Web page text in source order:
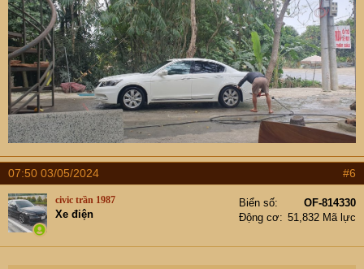
07:50 03/05/2024 #6
civic trần 1987
Xe điện
Biển số
OF-814330
Động cơ
51,832 Mã lực